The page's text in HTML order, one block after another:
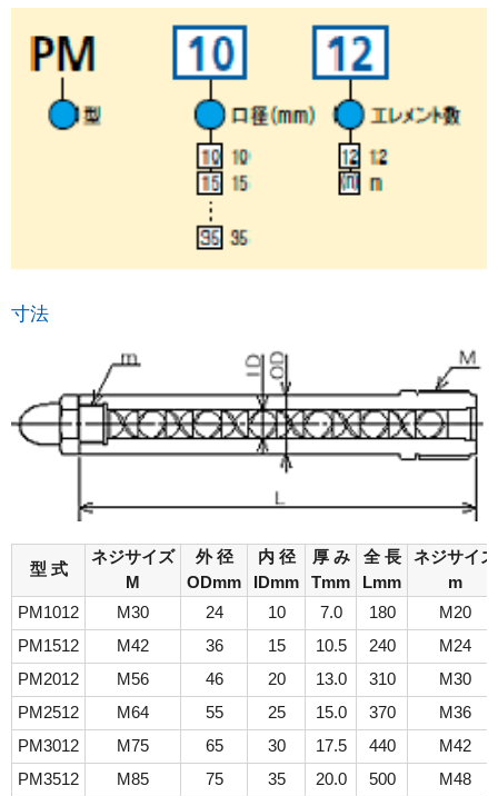
寸法
型 式
ネジサイズ
M
外 径
ODmm
内 径
IDmm
厚 み
Tmm
全 長
Lmm
ネジサイズ
m
PM1012
M30 24 10 7.0 180
M20
PM1512
M42 36 15 10.5 240
M24
PM2012
M56 46 20 13.0 310
M30
PM2512
M64 55 25 15.0 370
M36
PM3012
M75 65 30 17.5 440
M42
PM3512
M85 75 35 20.0 500 M48